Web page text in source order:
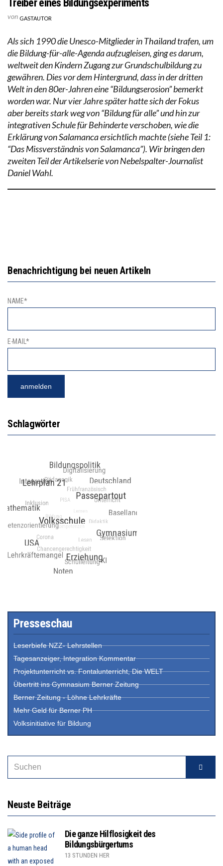
Treiber eines Bildungsexperiments
von GASTAUTOR
Als sich 1990 die Unesco-Mitglieder in Thailand trafen, um
die Bildung-für-alle-Agenda aufzugleisen, ging es darum,
weltweit den Kindern Zugang zur Grundschulbildung zu
gewähren. Dies vor dem Hintergrund, dass in der dritten
Welt in den 80er-Jahren eine “Bildungserosion” bemerkt
worden war. Nur vier Jahre später hatte sich der Fokus
aber bereits stark weg von “Bildung für alle” und hin zur
integrativen Schule für Behinderte verschoben, wie die
Erklärung von Salamanca ersichtlich machte (siehe Teil 1:
“Das Missverständnis von Salamanca”). Wir bringen den
zweiten Teil der Artikelserie von Nebelspalter-Journalist
Daniel Wahl.
Benachrichtigung bei neuen Artikeln
NAME*
E-MAIL*
Schlagwörter
Presseschau
Leserbiefe NZZ- Lehrstellen
Tagesanzeiger, Integration Kommentar
Projektunterricht vs. Fontalunterricht, Die WELT
Übertritt ins Gymnasium Berner Zeitung
Berner Zeitung - Löhne Lehrkräfte
Mehr Geld für Berner PH
Volksinitiative für Bildung
Neuste Beiträge
Die ganze Hilflosigkeit des
Bildungsbürgertums
13 STUNDEN HER